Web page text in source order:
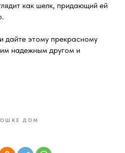
как шелк, придающий ей
дайте этому прекрасному
надежным другом и
ДОМ